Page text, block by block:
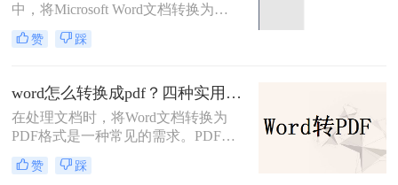
中，将Microsoft Word文档转换为
PDF（Portable Document Format，便
携式文档格式）已成为一项不可或缺
一致性、出色的安全性以及固定的排
版布局，赢得了全球用户的信赖。无
论是提交论文报告、发送商业合同，
还是分享个人简历，PDF都能确保接
收方看到的内容与您精心设计的完全
一致。那么电脑word如何转换成pdf文
赞 踩
word怎么转换成pdf？四种实用方法对比与实操指南（附详细表格）！
在处理文档时，将Word文档转换为
PDF格式是一种常见的需求。PDF格
式具有跨平台、保持原始格式等优
点，使得在不同设备和操作系统上查
赞 踩